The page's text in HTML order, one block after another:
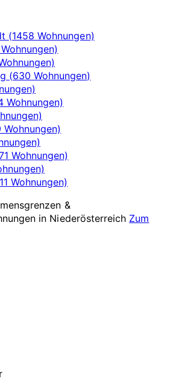
(1458 Wohnungen)
(630 Wohnungen)
Wohnungen)
Wohnungen)
Wohnungen)
&
in Niederösterreich Zum